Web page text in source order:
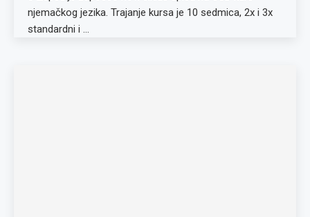
njemačkog jezika. Trajanje kursa je 10 sedmica, 2x i 3x
standardni i …